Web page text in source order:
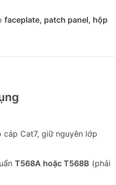
faceplate, patch panel, hộp
cáp Cat7, giữ nguyên lớp
T568A hoặc T568B (phải